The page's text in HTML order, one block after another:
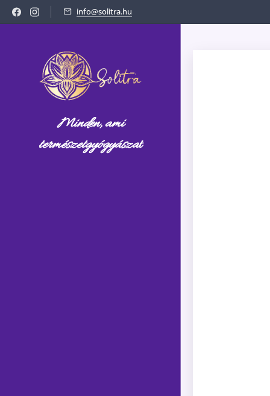
info@solitra.hu
Minden, ami
természetgyógyászat